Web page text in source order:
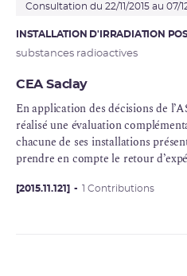
Consultation du 22/11/2015 au 07/
INSTALLATION D'IRRADIATION
substances radioactives
CEA Saclay
En application des décisions de
réalisé une évaluation
chacune de ses installations
prendre en compte le retour
en Europe pour les réacteurs de
[2015.11.121] 1 Contributions